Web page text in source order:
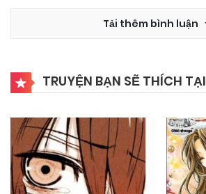
25/09/2024
Chapter 2
Chapter 1 25/09/2024
Tải thêm bình luận
TRUYỆN BẠN SẼ THÍCH